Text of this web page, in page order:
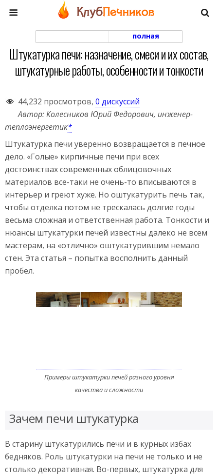
полная
Штукатурка печи: назначение, смеси и их состав,
штукатурные работы, особенности и тонкости
44,232 просмотров, 0 дискуссий
Автор: Колесников Юрий Федорович, инженер-
теплоэнергетик*
Штукатурка печи уверенно возвращается в печное
дело. «Голые» кирпичные печи при всех
достоинствах современных облицовочных
материалов все-таки не очень-то вписываются в
интерьер и греют хуже. Но оштукатурить печь так,
чтобы отделка потом не трескалась долгие годы
весьма сложная и ответственная работа. Тонкости и
нюансы штукатурки печей известны далеко не всем
мастерам, на «отлично» оштукатурившим немало
стен. Эта статья – попытка восполнить данный
пробел.
Примеры штукатурки печей разного уровня
качества и сложности
Зачем печи штукатурка
В старину штукатурились печи и в курных избах
бедняков. Роль штукатурки на печи не только и не
столько декоративная. Во-первых, штукатурка для